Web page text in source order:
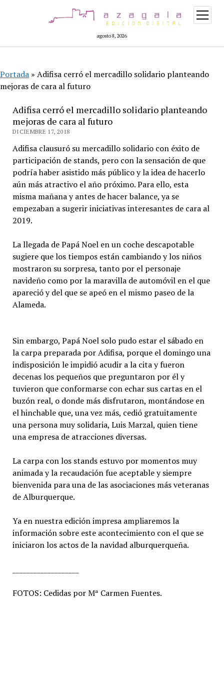
agosto 8, 2026
abrir
menú
Portada » Adifisa cerró el mercadillo solidario planteando
mejoras de cara al futuro
Adifisa cerró el mercadillo solidario planteando
mejoras de cara al futuro
DICIEMBRE 17, 2018
Adifisa clausuró su mercadillo solidario con éxito de
participación de stands, pero con la sensación de que
podría haber asistido más público y la idea de hacerlo
aún más atractivo el año próximo. Para ello, esta
misma mañana y antes de hacer balance, ya se
empezaban a sugerir iniciativas interesantes de cara al
2019.
La llegada de Papá Noel en un coche descapotable
sugiere que los tiempos están cambiando y los niños
mostraron su sorpresa, tanto por el personaje
navideño como por la maravilla de automóvil en el que
apareció y del que se apeó en el mismo paseo de la
Alameda.
Sin embargo, Papá Noel solo pudo estar el sábado en
la carpa preparada por Adifisa, porque el domingo una
indisposición le impidió acudir a la cita y fueron
decenas los pequeños que preguntaron por él y
tuvieron que conformarse con echar sus cartas en el
buzón real, o donde más disfrutaron, montándose en
el hinchable que, una vez más, cedió gratuitamente
una persona muy solidaria, Luis Marzal, quien tiene
una empresa de atracciones diversas.
La carpa con los stands estuvo por momentos muy
animada y la recaudación fue aceptable y siempre
bienvenida para una de las asociaciones más veteranas
de Alburquerque.
Ya en nuestra edición impresa ampliaremos la
información sobre este acontecimiento con el que se
iniciaron los actos de la navidad alburquerqueña.
FOTOS: Cedidas por Mª Carmen Fuentes.